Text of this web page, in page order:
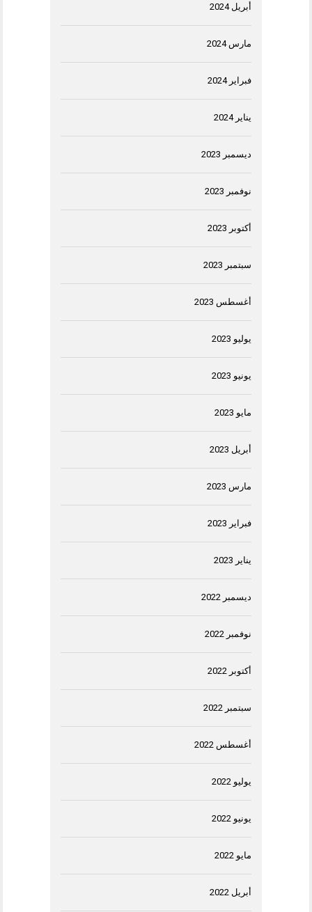
أبريل 2024
مارس 2024
فبراير 2024
يناير 2024
ديسمبر 2023
نوفمبر 2023
أكتوبر 2023
سبتمبر 2023
أغسطس 2023
يوليو 2023
يونيو 2023
مايو 2023
أبريل 2023
مارس 2023
فبراير 2023
يناير 2023
ديسمبر 2022
نوفمبر 2022
أكتوبر 2022
سبتمبر 2022
أغسطس 2022
يوليو 2022
يونيو 2022
مايو 2022
أبريل 2022